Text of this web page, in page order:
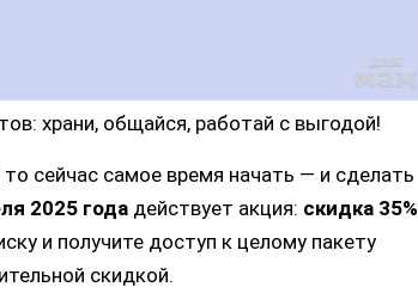
храни, общайся, работай с выгодой!
то сейчас самое время начать — и сделать
2025 года действует акция: скидка 35%
и получите доступ к целому пакету
скидкой.